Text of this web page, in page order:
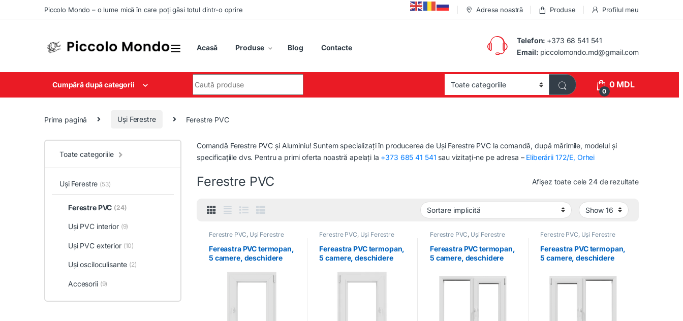
Skip to navigation
Skip to contentPiccolo Mondo – o lume mică în care poți găsi totul dintr-o oprire Adresa noastră Produse Profilul meu
Acasă Produse Blog Contacte
Telefon: +373 68 541 541
Email: piccolomondo.md@gmail.com
Cumpără după categorii
0
0 MDL
Prima pagină Uși Ferestre Ferestre PVC
Comandă Ferestre PVC și Aluminiu! Suntem specializați în producerea de Uși Ferestre PVC la comandă, după mărimile, modelul și
specificațiile dvs. Pentru a primi oferta noastră apelați la +373 685 41 541 sau vizitați-ne pe adresa – Eliberării 172/E, Orhei
Ferestre PVC Afișez toate cele 24 de rezultate
Ferestre PVC, Uși Ferestre
Fereastra PVC termopan,
5 camere, deschidere
Ferestre PVC, Uși Ferestre
Fereastra PVC termopan,
5 camere, deschidere
Ferestre PVC, Uși Ferestre
Fereastra PVC termopan,
5 camere, deschidere
Ferestre PVC, Uși Ferestre
Fereastra PVC termopan,
5 camere, deschidere
Toate categoriile
Uși Ferestre (53)
Ferestre PVC (24)
Uși PVC interior (9)
Uși PVC exterior (10)
Uși osciloculisante (2)
Accesorii (9)